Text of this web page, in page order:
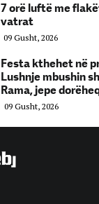
7 orë luftë me
vatrat
09 Gusht, 2026
Festa kthehet në
Lushnje mbushin
Rama, jepe
09 Gusht, 2026